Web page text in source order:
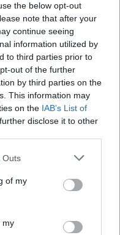
the below opt-out
note that after your
continue seeing
information utilized by
to third parties prior to
out of the further
by third parties on the
This information may
on the IAB’s List of
disclose it to other
Outs
of my
my
δομικές αλλαγές
τομογραφία,
παρατηρητές,
Το εύρημα αυτό
παρατήρηση
του εγκεφάλου,
το γεγονός ότι για
να είναι λάτρης
Επομένως έχει
και υγιεινό απ’